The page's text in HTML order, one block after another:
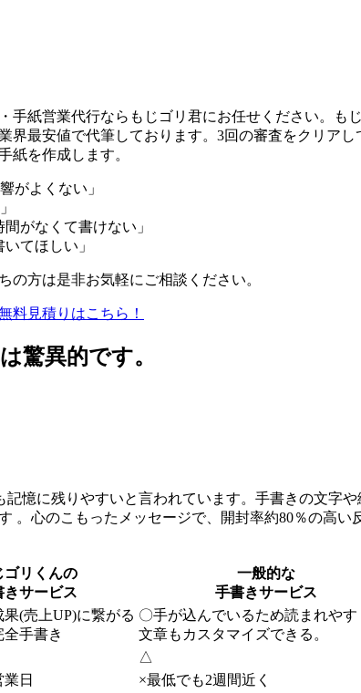
手紙営業代行ならもじゴリ君にお任せください。も
界最安値で代筆しております。3回の審査をクリア
紙を作成します。
がよくない」
がなくて書けない」
てほしい」
の方は是非お気軽にご相談ください。
料見積りはこちら！
驚異的です。
憶に残りやすいと言われています。手書きの文字
。心のこもったメッセージで、開封率約80％の高
ゴリくんの
きサービス
一般的な
手書きサービス
(売上UP)に繋がる
手書き
〇手が込んでいるため読まれやす
文章もカスタマイズできる。
△
業日 ×最低でも2週間近く